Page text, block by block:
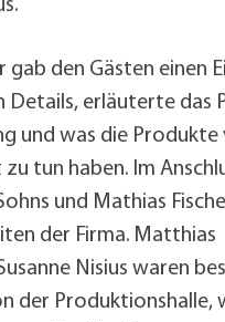
gab den Gästen einen
Details, erläuterte das
und was die Produkte
tun haben. Im
und Mathias
der Firma. Matthias
Nisius waren
der Produktionshalle,